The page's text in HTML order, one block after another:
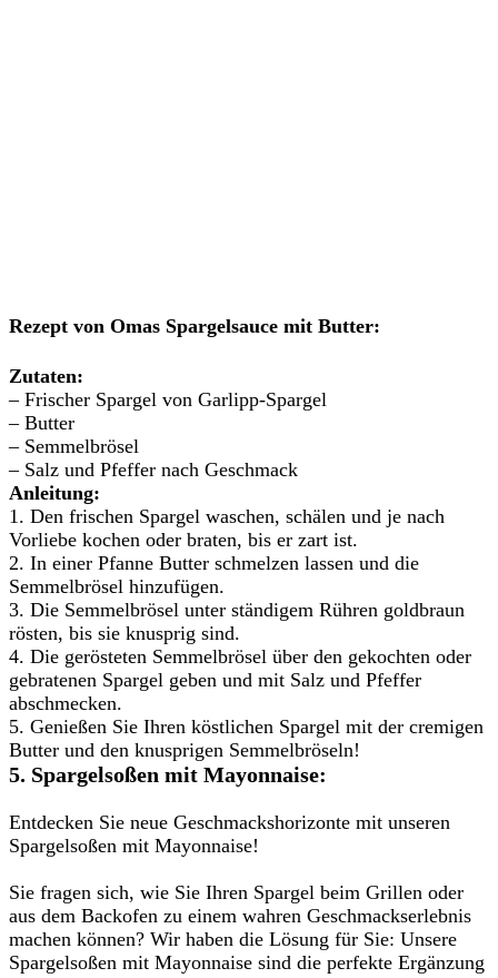
Rezept von Omas Spargelsauce mit Butter:
Zutaten:
– Frischer Spargel von Garlipp-Spargel
– Butter
– Semmelbrösel
– Salz und Pfeffer nach Geschmack
Anleitung:
1. Den frischen Spargel waschen, schälen und je nach
Vorliebe kochen oder braten, bis er zart ist.
2. In einer Pfanne Butter schmelzen lassen und die
Semmelbrösel hinzufügen.
3. Die Semmelbrösel unter ständigem Rühren goldbraun
rösten, bis sie knusprig sind.
4. Die gerösteten Semmelbrösel über den gekochten oder
gebratenen Spargel geben und mit Salz und Pfeffer
abschmecken.
5. Genießen Sie Ihren köstlichen Spargel mit der cremigen
Butter und den knusprigen Semmelbröseln!
5. Spargelsoßen mit Mayonnaise:
Entdecken Sie neue Geschmackshorizonte mit unseren
Spargelsoßen mit Mayonnaise!
Sie fragen sich, wie Sie Ihren Spargel beim Grillen oder
aus dem Backofen zu einem wahren Geschmackserlebnis
machen können? Wir haben die Lösung für Sie: Unsere
Spargelsoßen mit Mayonnaise sind die perfekte Ergänzung